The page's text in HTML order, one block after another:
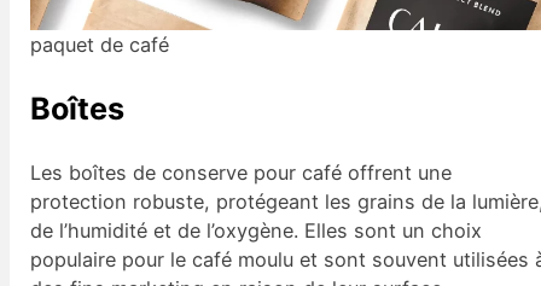
paquet de café
Boîtes
Les boîtes de conserve pour café offrent une
protection robuste, protégeant les grains de la
de l’humidité et de l’oxygène. Elles sont un choix
populaire pour le café moulu et sont souvent utilisées